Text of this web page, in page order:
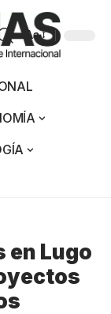
Aa
en Lugo